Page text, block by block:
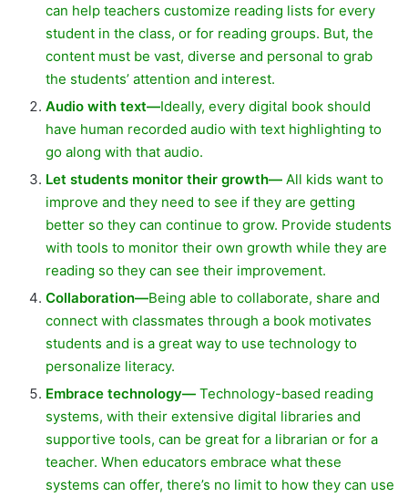
can help teachers customize reading lists for every
student in the class, or for reading groups. But, the
content must be vast, diverse and personal to grab
the students’ attention and interest.
Audio with text—Ideally, every digital book should
have human recorded audio with text highlighting to
go along with that audio.
Let students monitor their growth— All kids want to
improve and they need to see if they are getting
better so they can continue to grow. Provide students
with tools to monitor their own growth while they are
reading so they can see their improvement.
Collaboration—Being able to collaborate, share and
connect with classmates through a book motivates
students and is a great way to use technology to
personalize literacy.
Embrace technology— Technology-based reading
systems, with their extensive digital libraries and
supportive tools, can be great for a librarian or for a
teacher. When educators embrace what these
systems can offer, there’s no limit to how they can use